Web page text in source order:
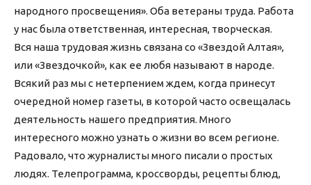
народного просвещения». Оба ветераны труда. Работа
у нас была ответственная, интересная, творческая.
Вся наша трудовая жизнь связана со «Звездой Алтая»,
или «Звездочкой», как ее любя называют в народе.
Всякий раз мы с нетерпением ждем, когда принесут
очередной номер газеты, в которой часто освещалась
деятельность нашего предприятия. Много
интересного можно узнать о жизни во всем регионе.
Радовало, что журналисты много писали о простых
людях. Телепрограмма, кроссворды, рецепты блюд,